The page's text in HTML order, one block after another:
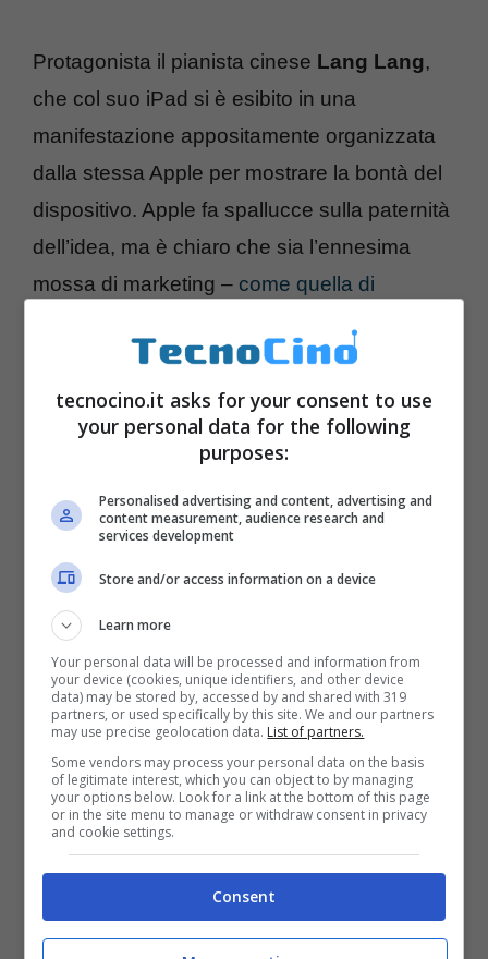
Protagonista il pianista cinese Lang Lang,
che col suo iPad si è esibito in una
manifestazione appositamente organizzata
dalla stessa Apple per mostrare la bontà del
dispositivo. Apple fa spallucce sulla paternità
dell’idea, ma è chiaro che sia l’ennesima
mossa di marketing – come quella di
tenutasi al Davies Symphony Hall di San
Francisco
tecnocino.it asks for your consent to use
your personal data for the following
purposes:
Personalised advertising and content, advertising and
content measurement, audience research and
services development
Store and/or access information on a device
Learn more
Your personal data will be processed and information from
your device (cookies, unique identifiers, and other device
data) may be stored by, accessed by and shared with 319
partners, or used specifically by this site. We and our partners
may use precise geolocation data. List of partners.
Some vendors may process your personal data on the basis
of legitimate interest, which you can object to by managing
your options below. Look for a link at the bottom of this page
or in the site menu to manage or withdraw consent in privacy
and cookie settings.
Consent